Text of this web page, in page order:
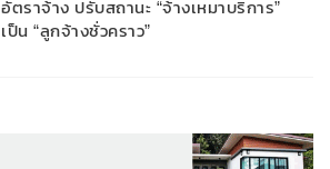
อัตราจ้าง ปรับสถานะ “จ้างเหมาบริการ”
เป็น “ลูกจ้างชั่วคราว”